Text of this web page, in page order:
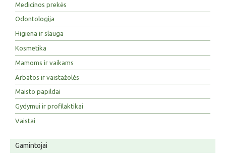
Medicinos prekės
Odontologija
Higiena ir slauga
Kosmetika
Mamoms ir vaikams
Arbatos ir vaistažolės
Maisto papildai
Gydymui ir profilaktikai
Vaistai
Gamintojai